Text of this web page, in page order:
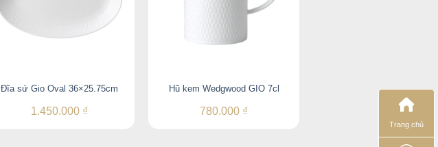
Đĩa sứ Gio Oval 36×25.75cm
1.450.000 ₫
Hũ kem Wedgwood GIO 7cl
780.000 ₫
Hũ đường Wedgwood
10.5cm
410.000₫
Trang chủ